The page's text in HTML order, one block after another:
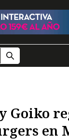
Goiko
en